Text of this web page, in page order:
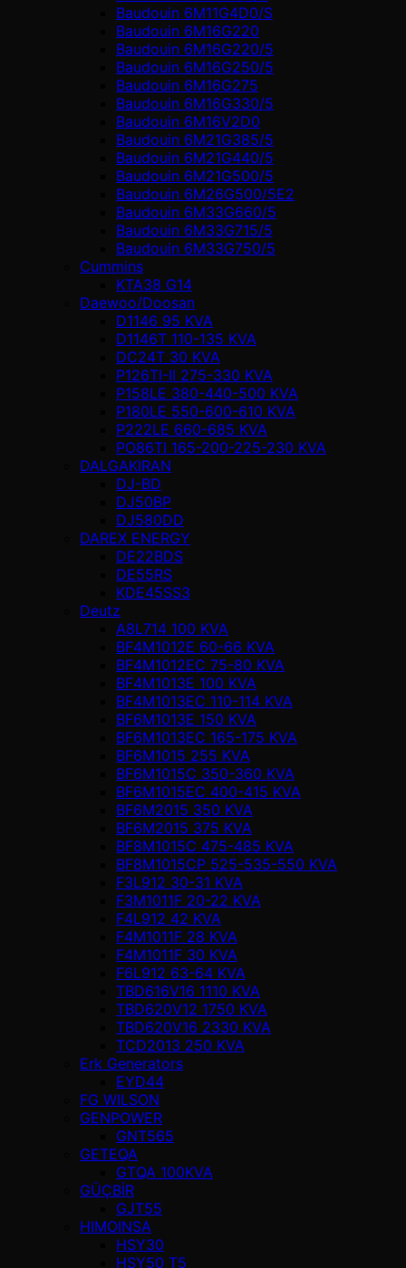
Baudouin 6M11G4D0/S
Baudouin 6M16G220
Baudouin 6M16G220/5
Baudouin 6M16G250/5
Baudouin 6M16G275
Baudouin 6M16G330/5
Baudouin 6M16V2D0
Baudouin 6M21G385/5
Baudouin 6M21G440/5
Baudouin 6M21G500/5
Baudouin 6M26G500/5E2
Baudouin 6M33G660/5
Baudouin 6M33G715/5
Baudouin 6M33G750/5
Cummins
KTA38 G14
Daewoo/Doosan
D1146 95 KVA
D1146T 110-135 KVA
DC24T 30 KVA
P126TI-II 275-330 KVA
P158LE 380-440-500 KVA
P180LE 550-600-610 KVA
P222LE 660-685 KVA
PO86TI 165-200-225-230 KVA
DALGAKIRAN
DJ-BD
DJ50BP
DJ580DD
DAREX ENERGY
DE22BDS
DE55RS
KDE45SS3
Deutz
A8L714 100 KVA
BF4M1012E 60-66 KVA
BF4M1012EC 75-80 KVA
BF4M1013E 100 KVA
BF4M1013EC 110-114 KVA
BF6M1013E 150 KVA
BF6M1013EC 165-175 KVA
BF6M1015 255 KVA
BF6M1015C 350-360 KVA
BF6M1015EC 400-415 KVA
BF6M2015 350 KVA
BF6M2015 375 KVA
BF8M1015C 475-485 KVA
BF8M1015CP 525-535-550 KVA
F3L912 30-31 KVA
F3M1011F 20-22 KVA
F4L912 42 KVA
F4M1011F 28 KVA
F4M1011F 30 KVA
F6L912 63-64 KVA
TBD616V16 1110 KVA
TBD620V12 1750 KVA
TBD620V16 2330 KVA
TCD2013 250 KVA
Erk Generators
EYD44
FG WILSON
GENPOWER
GNT565
GETEQA
GTQA 100KVA
GÜÇBİR
GJT55
HIMOINSA
HSY30
HSY50 T5